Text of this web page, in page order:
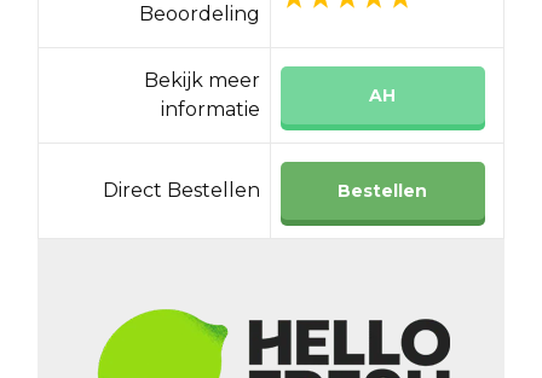
Beoordeling
Bekijk meer
informatie
AH
Direct Bestellen Bestellen